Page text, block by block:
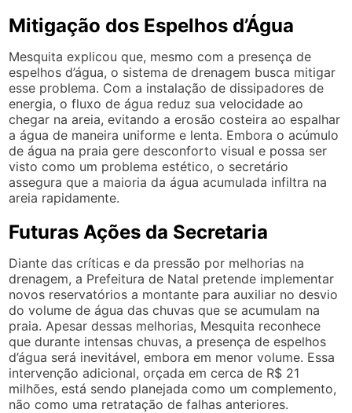
Mitigação dos Espelhos d’Água
Mesquita explicou que, mesmo com a presença de
espelhos d’água, o sistema de drenagem busca mitigar
esse problema. Com a instalação de dissipadores de
energia, o fluxo de água reduz sua velocidade ao
chegar na areia, evitando a erosão costeira ao espalhar
a água de maneira uniforme e lenta. Embora o acúmulo
de água na praia gere desconforto visual e possa ser
visto como um problema estético, o secretário
assegura que a maioria da água acumulada infiltra na
areia rapidamente.
Futuras Ações da Secretaria
Diante das críticas e da pressão por melhorias na
drenagem, a Prefeitura de Natal pretende implementar
novos reservatórios a montante para auxiliar no desvio
do volume de água das chuvas que se acumulam na
praia. Apesar dessas melhorias, Mesquita reconhece
que durante intensas chuvas, a presença de espelhos
d’água será inevitável, embora em menor volume. Essa
intervenção adicional, orçada em cerca de R$ 21
milhões, está sendo planejada como um complemento,
não como uma retratação de falhas anteriores.